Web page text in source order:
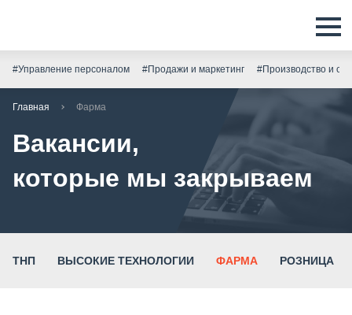
#Управление персоналом #Продажи и маркетинг #Производство и
Главная Фарма
Вакансии,
которые мы закрываем
ТНП ВЫСОКИЕ ТЕХНОЛОГИИ ФАРМА РОЗНИЦА